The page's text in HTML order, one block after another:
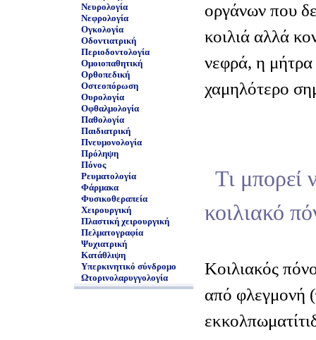
Νευρολογία
Νεφρολογία
Ογκολογία
Οδοντιατρική
Περιοδοντολογία
Ομοιοπαθητική
Ορθοπεδική
Οστεοπόρωση
Ουρολογία
Οφθαλμολογία
Παθολογία
Παιδιατρική
Πνευμονολογία
Πρόληψη
Πόνος
Ρευματολογία
Φάρμακα
Φυσικοθεραπεία
Χειρουργική
Πλαστική χειρουργική
Πελματογραφία
Ψυχιατρική
Κατάθλιψη
Υπερκινητικό σύνδρομο
Ωτορινολαρυγγολογία
οργάνων που
κοιλιά αλλά
νεφρά, η μήτρα
χαμηλότερο
Τι μπορεί
κοιλιακό
Κοιλιακός
από φλεγμονή